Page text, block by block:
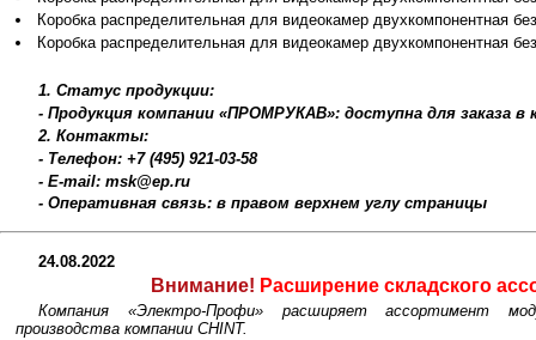
Коробка распределительная для видеокамер двухкомпонентная
Коробка распределительная для видеокамер двухкомпонентная
1. Статус продукции:
- Продукция компании «ПРОМРУКАВ»: доступна для заказа
2. Контакты:
- Телефон: +7 (495) 921-03-58
- E-mail: msk@ep.ru
- Оперативная связь: в правом верхнем углу страницы
24.08.2022
Внимание! Расширение складского
Компания «Электро-Профи» расширяет ассортимент
производства компании CHINT.